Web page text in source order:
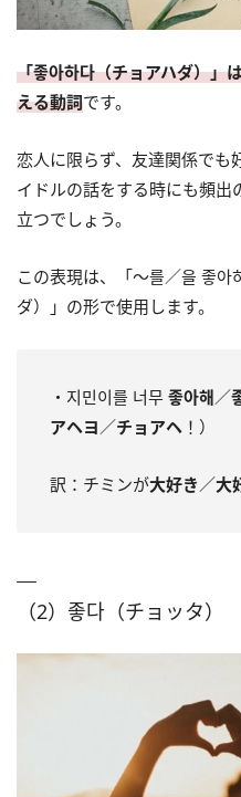
「좋아하다（チョアハダ）」
える動詞です。
恋人に限らず、友達関係でも
イドルの話をする時にも頻出
立つでしょう。
この表現は、「～를／을 좋
ダ）」の形で使用します。
・지민이를 너무 좋아해／
アヘヨ ／チョアヘ ！）
訳：チミンが大好き ／大
（2）좋다（チョッタ）